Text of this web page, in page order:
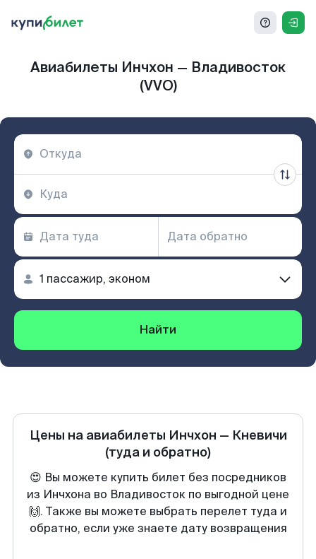
Авиабилеты Инчхон — Владивосток
(VVO)
Найти
Цены на авиабилеты Инчхон — Кневичи
(туда и обратно)
😍 Вы можете купить билет без посредников
из Инчхона во Владивосток по выгодной цене
🙌. Также вы можете выбрать перелет туда и
обратно, если уже знаете дату возвращения